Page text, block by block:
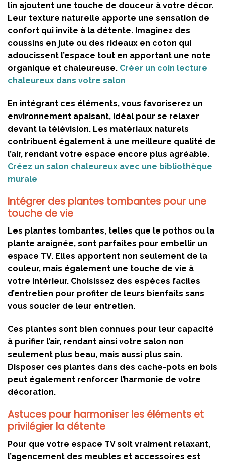
lin ajoutent une touche de douceur à votre décor.
Leur texture naturelle apporte une sensation de
confort qui invite à la détente. Imaginez des
coussins en jute ou des rideaux en coton qui
adoucissent l’espace tout en apportant une note
organique et chaleureuse. Créer un coin lecture
chaleureux dans votre salon
En intégrant ces éléments, vous favoriserez un
environnement apaisant, idéal pour se relaxer
devant la télévision. Les matériaux naturels
contribuent également à une meilleure qualité de
l’air, rendant votre espace encore plus agréable.
Créez un salon chaleureux avec une bibliothèque
murale
Intégrer des plantes tombantes pour une
touche de vie
Les plantes tombantes, telles que le pothos ou la
plante araignée, sont parfaites pour embellir un
espace TV. Elles apportent non seulement de la
couleur, mais également une touche de vie à
votre intérieur. Choisissez des espèces faciles
d’entretien pour profiter de leurs bienfaits sans
vous soucier de leur entretien.
Ces plantes sont bien connues pour leur capacité
à purifier l’air, rendant ainsi votre salon non
seulement plus beau, mais aussi plus sain.
Disposer ces plantes dans des cache-pots en bois
peut également renforcer l’harmonie de votre
décoration.
Astuces pour harmoniser les éléments et
privilégier la détente
Pour que votre espace TV soit vraiment relaxant,
l’agencement des meubles et accessoires est